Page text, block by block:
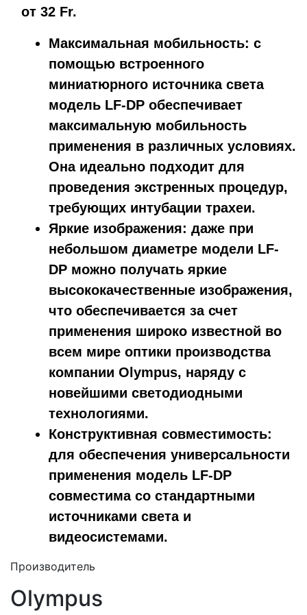
от 32 Fr.
Максимальная мобильность: с
помощью встроенного
миниатюрного источника света
модель LF-DP обеспечивает
максимальную мобильность
применения в различных условиях.
Она идеально подходит для
проведения экстренных процедур,
требующих интубации трахеи.
Яркие изображения: даже при
небольшом диаметре модели LF-
DP можно получать яркие
высококачественные изображения,
что обеспечивается за счет
применения широко известной во
всем мире оптики производства
компании Olympus, наряду с
новейшими светодиодными
технологиями.
Конструктивная совместимость:
для обеспечения универсальности
применения модель LF-DP
совместима со стандартными
источниками света и
видеосистемами.
Производитель
Olympus